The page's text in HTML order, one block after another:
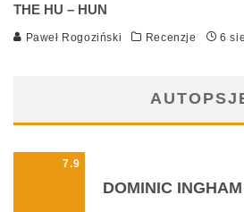
THE HU – HUN
Paweł Rogoziński Recenzje 6
7.9
DOMINIC